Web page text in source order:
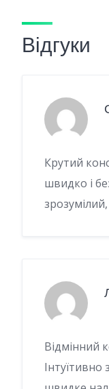
Відгуки
Крутий
швидко і
Відмінний
Інтуїтивно